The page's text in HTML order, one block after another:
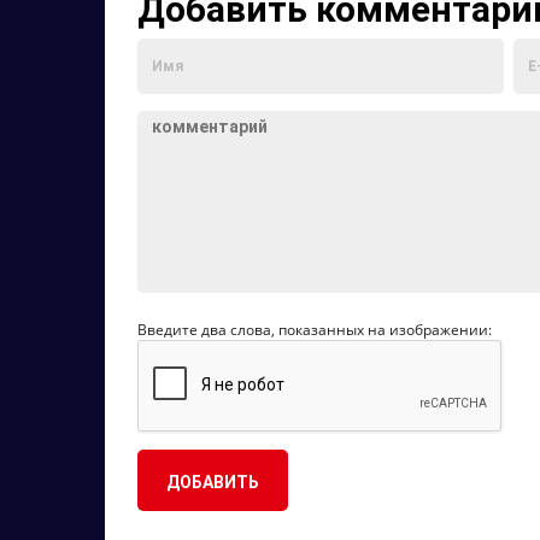
Добавить
Введите два слова, показанных на изображении: